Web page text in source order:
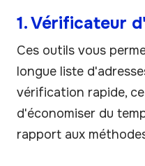
1. Vérificateur
Ces outils vous
longue liste
vérification rapide,
d'économiser du
rapport aux